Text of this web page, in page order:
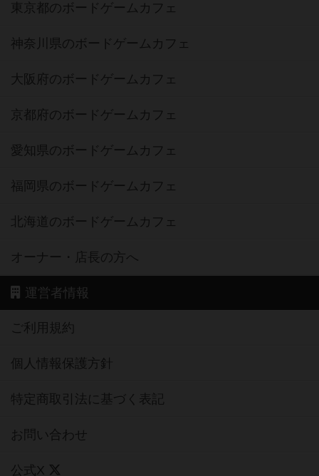
東京都のボードゲームカフェ
神奈川県のボードゲームカフェ
大阪府のボードゲームカフェ
京都府のボードゲームカフェ
愛知県のボードゲームカフェ
福岡県のボードゲームカフェ
北海道のボードゲームカフェ
オーナー・店長の方へ
運営者情報
ご利用規約
個人情報保護方針
特定商取引法に基づく表記
お問い合わせ
公式X